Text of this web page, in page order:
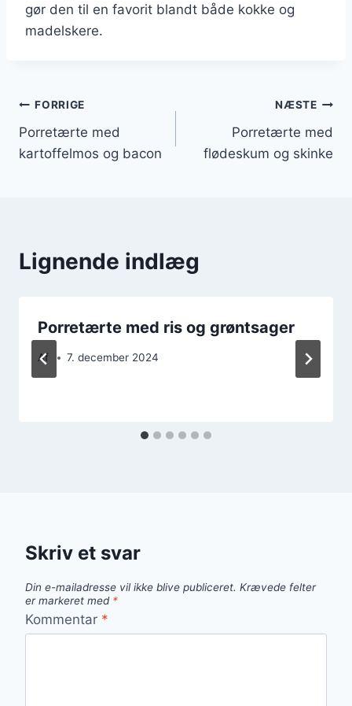
gør den til en favorit blandt både kokke og
madelskere.
Indlægsnavigation
FORRIGE
Porretærte med
kartoffelmos og bacon
NÆSTE
Porretærte med
flødeskum og skinke
Lignende indlæg
Porretærte med ris og grøntsager
Af 7. december 2024
Skriv et svar
Din e-mailadresse vil ikke blive publiceret. Krævede felter
er markeret med *
Kommentar *